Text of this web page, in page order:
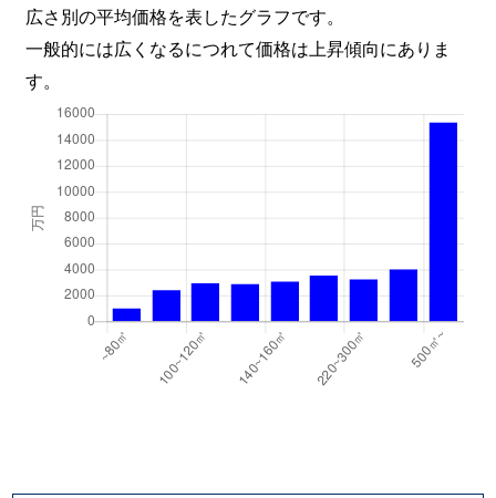
広さ別の平均価格を表したグラフです。
一般的には広くなるにつれて価格は上昇傾向にありま
す。